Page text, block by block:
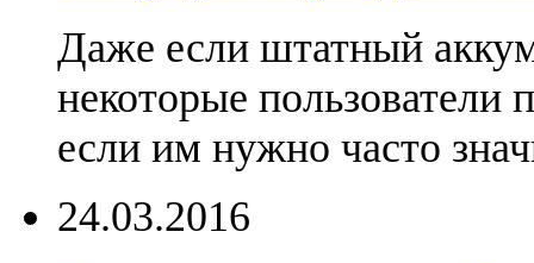
Даже если штатный
некоторые пользователи
если им нужно часто
24.03.2016